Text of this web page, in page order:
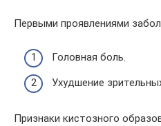
Первыми проявлениями
Головная боль.
Ухудшение
Признаки кистозного